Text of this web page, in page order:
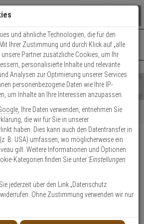
Warenkorb schließen
0 ARTIKEL IM WARENKORB
Ihr Warenkorb ist momentan leer.
Ergebnisse ()
Fertig
Mo. - Do.: 8:00 - 16:30 | Fr.: 8:00 - 14:00 Uhr
Kontaktservice nutzen
L7082R IP-
IR PoE IP66 T/N
NEU
und ähnliche Technologien, die für den
Ihrer Zustimmung und durch Klick auf „alle
unsere Partner zusätzliche Cookies, um Ihr
personalisierte Inhalte und relevante
Analysen zur Optimierung unserer Services
personenbezogene Daten wie Ihre IP-
um Inhalte an Ihre Interessen anzupassen.
, Ihre Daten verwenden, entnehmen Sie
die wir für Sie in unserer
haben. Dies kann auch den Datentransfer in
(z. B. USA) umfassen, wo möglicherweise ein
gilt. Weitere Informationen und Optionen
Kategorien finden Sie unter 'Einstellungen
jederzeit über den Link „Datenschutz
Ohne Zustimmung verwenden wir nur